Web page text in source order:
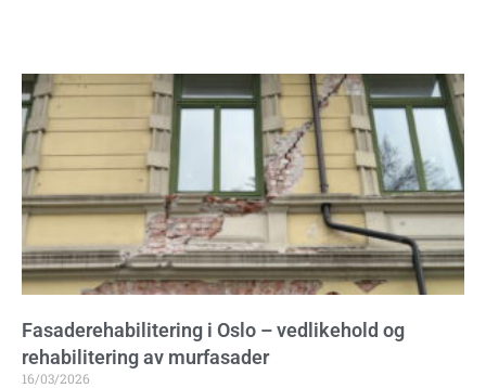
Fasaderehabilitering i Oslo – vedlikehold og
rehabilitering av murfasader
16/03/2026